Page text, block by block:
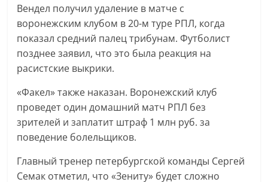
Вендел получил удаление в матче с
воронежским клубом в 20-м туре РПЛ, когда
показал средний палец трибунам. Футболист
позднее заявил, что это была реакция на
расистские выкрики.
«Факел» также наказан. Воронежский клуб
проведет один домашний матч РПЛ без
зрителей и заплатит штраф 1 млн руб. за
поведение болельщиков.
Главный тренер петербургской команды Сергей
Семак отметил, что «Зениту» будет сложно